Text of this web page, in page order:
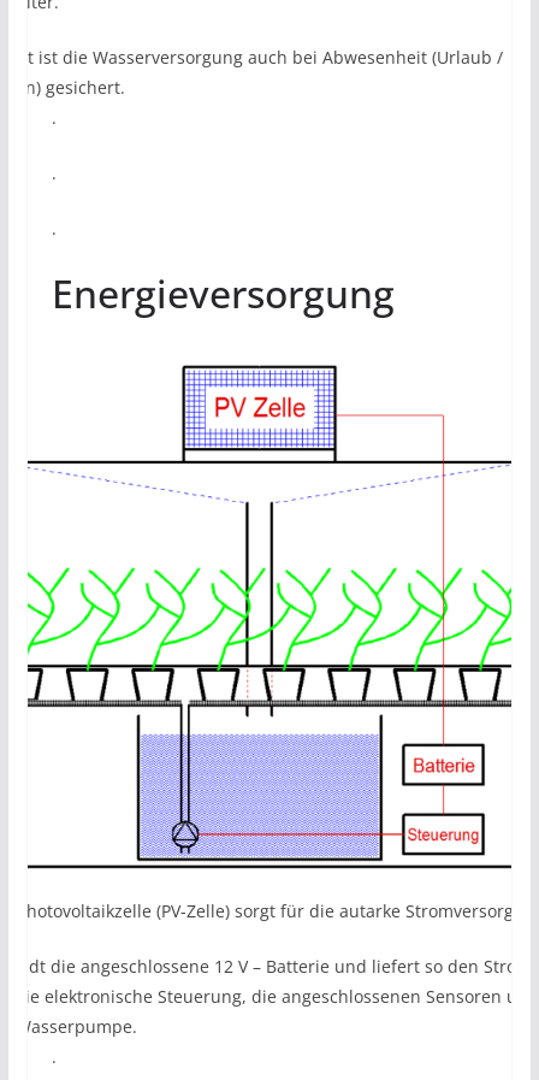
ist die Wasserversorgung auch bei Abwesenheit (Urlaub /
gesichert.
.
.
.
Energieversorgung
Photovoltaikzelle (PV-Zelle) sorgt für die autarke
lädt die angeschlossene 12 V – Batterie und liefert so den Strom
die elektronische Steuerung, die angeschlossenen Sensoren und
Wasserpumpe.
.